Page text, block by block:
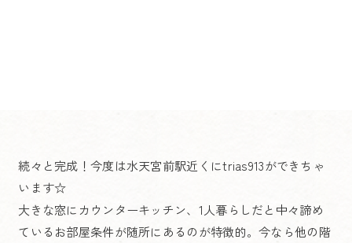
続々と完成！今度は水天宮前駅近くにtrias913ができちゃ
います☆
大きな窓にカウンターキッチン、1人暮らしだと中々諦め
ているお部屋条件が随所にあるのが特徴的。今なら他の階